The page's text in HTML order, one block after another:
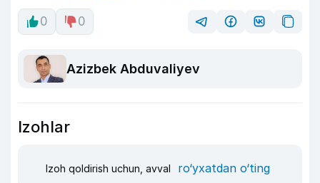
0 0
Azizbek Abduvaliyev
Izohlar
Izoh qoldirish uchun, avval ro‘yxatdan o‘ting